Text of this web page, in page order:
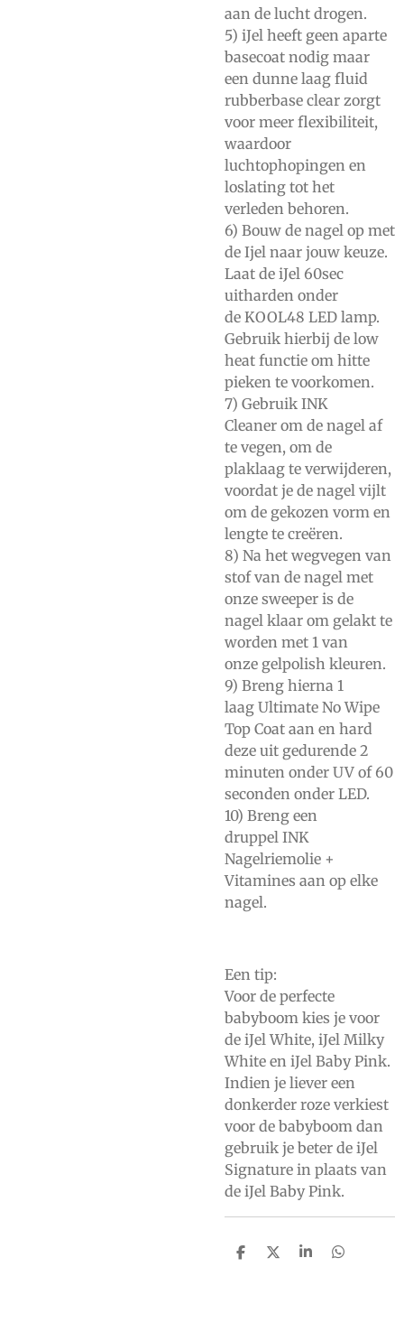
aan de lucht drogen.
5) iJel heeft geen aparte
basecoat nodig maar
een dunne laag fluid
rubberbase clear zorgt
voor meer flexibiliteit,
waardoor
luchtophopingen en
loslating tot het
verleden behoren.
6) Bouw de nagel op met
de Ijel naar jouw keuze.
Laat de iJel 60sec
uitharden onder
de KOOL48 LED lamp.
Gebruik hierbij de low
heat functie om hitte
pieken te voorkomen.
7) Gebruik INK
Cleaner om de nagel af
te vegen, om de
plaklaag te verwijderen,
voordat je de nagel vijlt
om de gekozen vorm en
lengte te creëren.
8) Na het wegvegen van
stof van de nagel met
onze sweeper is de
nagel klaar om gelakt te
worden met 1 van
onze gelpolish kleuren.
9) Breng hierna 1
laag Ultimate No Wipe
Top Coat aan en hard
deze uit gedurende 2
minuten onder UV of 60
seconden onder LED.
10) Breng een
druppel INK
Nagelriemolie +
Vitamines aan op elke
nagel.
Een tip:
Voor de perfecte
babyboom kies je voor
de iJel White, iJel Milky
White en iJel Baby Pink.
Indien je liever een
donkerder roze verkiest
voor de babyboom dan
gebruik je beter de iJel
Signature in plaats van
de iJel Baby Pink.
D
D
S
D